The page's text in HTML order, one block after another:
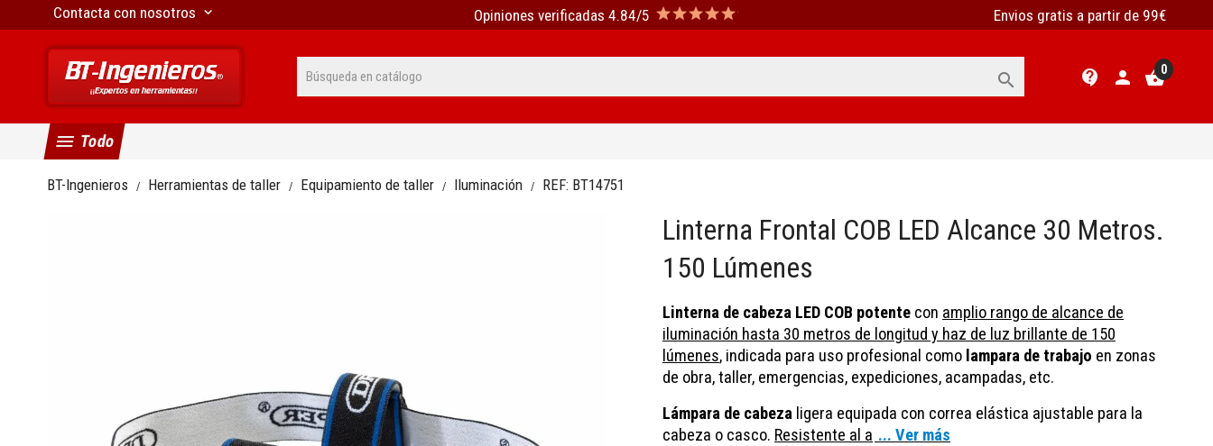
Contacta con nosotros keyboard_arrow_down Opiniones verificadas 4.84/5 Envios gratis a partir de 99€
 contact_support person shopping_basket0
menu Todo
BT-Ingenieros Herramientas de taller Equipamiento de taller Iluminación REF: BT14751
Linterna Frontal COB LED Alcance 30 Metros.
150 Lúmenes
Linterna de cabeza LED COB potente con amplio rango de alcance de
iluminación hasta 30 metros de longitud y haz de luz brillante de 150
lúmenes, indicada para uso profesional como lampara de trabajo en zonas
de obra, taller, emergencias, expediciones, acampadas, etc.
Lámpara de cabeza ligera equipada con correa elástica ajustable para la
cabeza o casco. Resistente al a ... Ver más